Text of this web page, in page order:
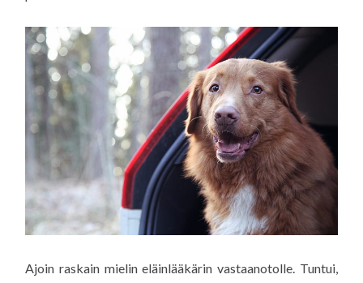
Ajoin raskain mielin eläinlääkärin vastaanotolle. Tuntui,